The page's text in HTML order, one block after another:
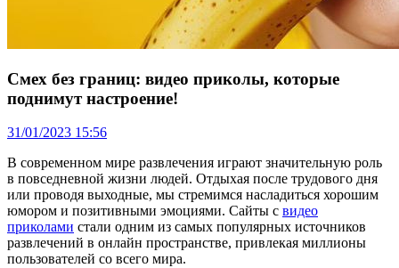
Смех без границ: видео приколы, которые
поднимут настроение!
31/01/2023 15:56
В современном мире развлечения играют значительную роль
в повседневной жизни людей. Отдыхая после трудового дня
или проводя выходные, мы стремимся насладиться хорошим
юмором и позитивными эмоциями. Сайты с видео
приколами стали одним из самых популярных источников
развлечений в онлайн пространстве, привлекая миллионы
пользователей со всего мира.